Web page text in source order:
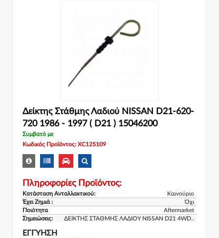
Δείκτης Στάθμης Λαδιού NISSAN D21-620-
720 1986 - 1997 ( D21 ) 15046200
Συμβατό με
Κωδικός Προϊόντος: XC125109
Πληροφορίες Προϊόντος:
Κατάσταση Ανταλλακτικού:
Καινούριο
Έχει Ζημιά :
Όχι
Ποιότητα
Aftermarket
Σημειώσεις:
ΔΕΙΚΤΗΣ ΣΤΑΘΜΗΣ ΛΑΔΙΟΥ NISSAN D21 4WD..
ΕΓΓΎΗΣΗ